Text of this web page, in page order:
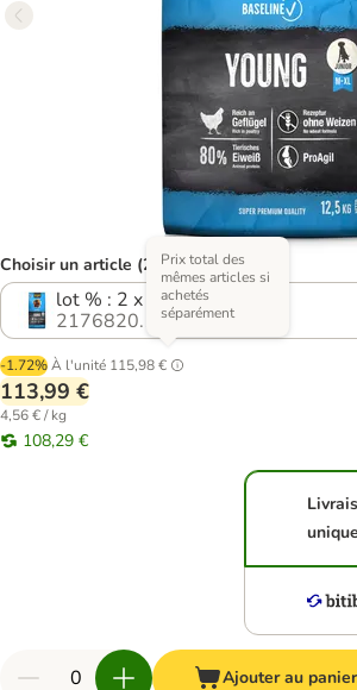
Choisir un article (2 variantes)
lot % : 2 x 12,5 kg
2176820.1
-1.72%À l'unité 115,98 €
Prix total des
mêmes articles si
achetés
séparément
113,99 €
4,56 € / kg
108,29 €
unique
Ajouter au panier